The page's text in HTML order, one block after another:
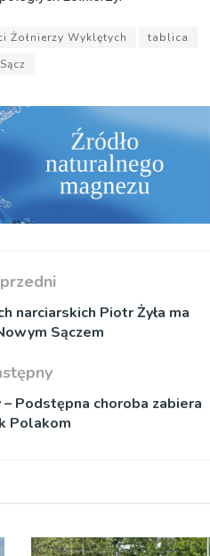
Żołnierzy Wyklętych
tablica
narciarskich Piotr Żyła ma
Sączem
Podstępna choroba zabiera
Polakom